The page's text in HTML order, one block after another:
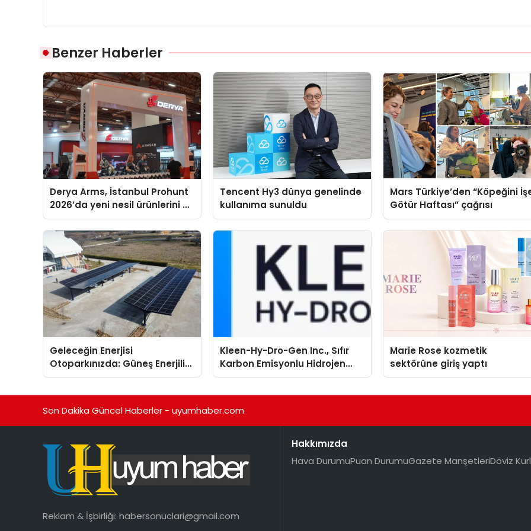
Benzer Haberler
Derya Arms, İstanbul Prohunt
2026’da yeni nesil ürünlerini ve
global marka vizyonunu
sergiledi
Tencent Hy3 dünya genelinde
kullanıma sunuldu
Mars Türkiye’den “Köpeğini
Götür Haftası” çağrısı
Geleceğin Enerjisi
Otoparkınızda: Güneş Enerjili
Carport (Solar Otopark)
Kleen-Hy-Dro-Gen Inc., Sıfır
Karbon Emisyonlu Hidrojen
Isıtma Teknolojisinde ISO ve
Marie Rose kozmetik
sektörüne giriş yaptı
Son Dakika Güncel Haberler - uyumhaber.com
Reklam & İşbirliği: habersonuclari@gmail.com
Hakkımızda
Hava DurumuPuan DurumuGazete ManşetleriDöviz